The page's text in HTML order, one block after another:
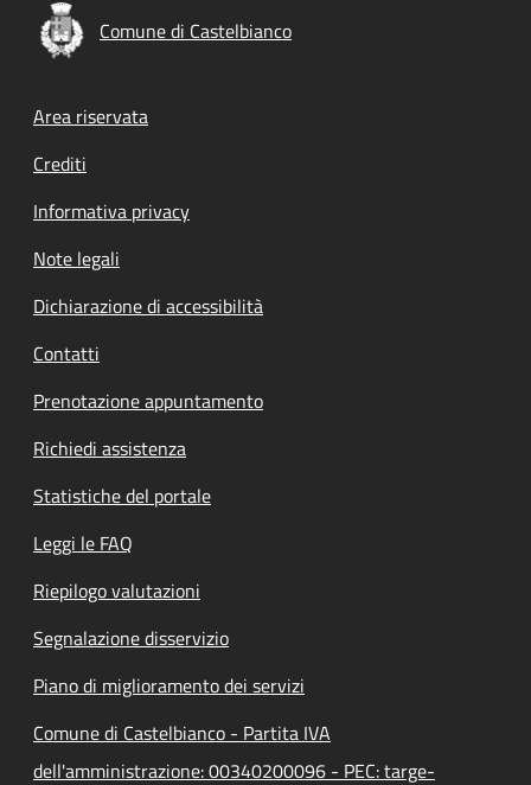
Comune di Castelbianco
Footer menu
Area riservata
Crediti
Informativa privacy
Note legali
Dichiarazione di accessibilità
Contatti
Prenotazione appuntamento
Richiedi assistenza
Statistiche del portale
Leggi le FAQ
Riepilogo valutazioni
Segnalazione disservizio
Piano di miglioramento dei servizi
Comune di Castelbianco - Partita IVA
dell'amministrazione: 00340200096 - PEC: targe-